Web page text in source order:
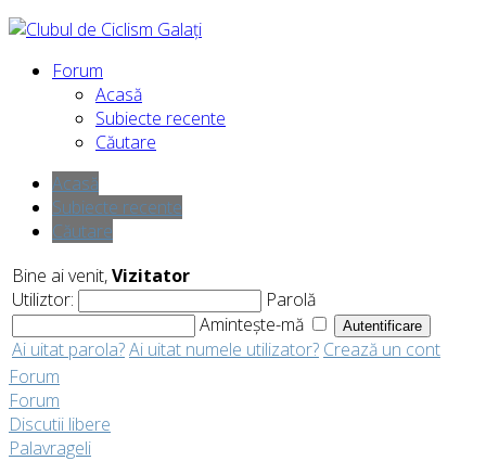
Forum
Acasă
Subiecte recente
Căutare
Acasă
Subiecte recente
Căutare
Bine ai venit,Vizitator
Utiliztor:
Parolă
Amintește-mă
Ai uitat parola?Ai uitat numele utilizator? Crează un cont
Forum
Forum
Discutii libere
Palavrageli